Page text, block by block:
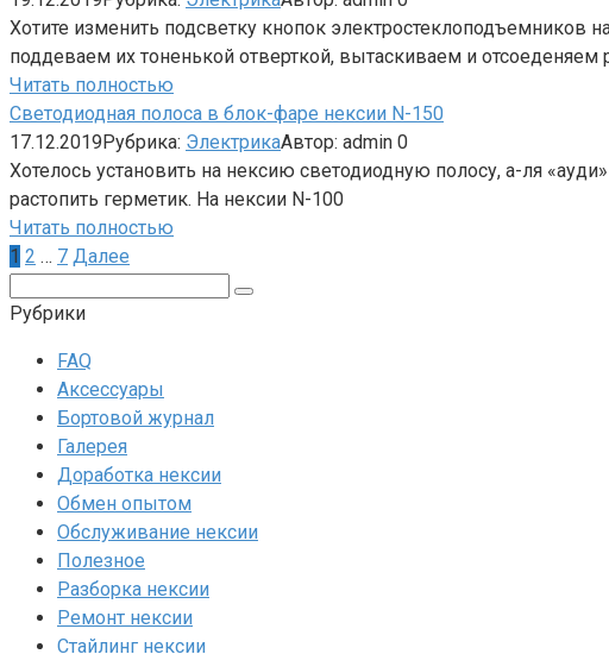
Хотите изменить подсветку кнопок электростеклоподъемников
поддеваем их тоненькой отверткой, вытаскиваем и отсоеденяем
Читать полностью
Светодиодная полоса в блок-фаре нексии N-150
17.12.2019Рубрика: ЭлектрикаАвтор: admin 0
Хотелось установить на нексию светодиодную полосу, а-ля
растопить герметик. На нексии N-100
Читать полностью
Пагинация
1 2 … 7 Далее
Рубрики
FAQ
Аксессуары
Бортовой журнал
Галерея
Доработка нексии
Обмен опытом
Обслуживание нексии
Полезное
Разборка нексии
Ремонт нексии
Стайлинг нексии